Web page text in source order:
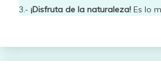
3.- ¡Disfruta de la naturaleza! Es lo